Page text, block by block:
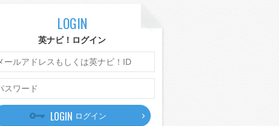
LOGIN
英ナビ！ログイン
LOGIN ログイン